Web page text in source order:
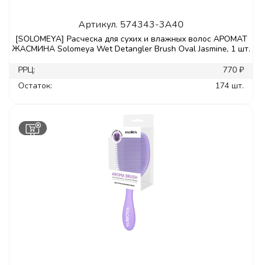
Артикул. 574343-3A40
[SOLOMEYA] Расческа для сухих и влажных волос АРОМАТ
ЖАСМИНА Solomeya Wet Detangler Brush Oval Jasmine, 1 шт.
РРЦ:
770 ₽
Остаток:
174 шт.